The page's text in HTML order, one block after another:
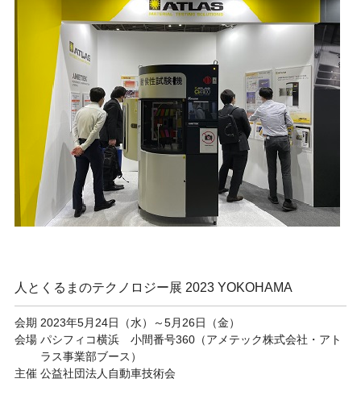
⼈とくるまのテクノロジー展 2023 YOKOHAMA
会期 2023年5月24日（水）～5月26日（金）
会場 パシフィコ横浜 小間番号360（アメテック株式会社・アト
ラス事業部ブース）
主催 公益社団法人自動車技術会